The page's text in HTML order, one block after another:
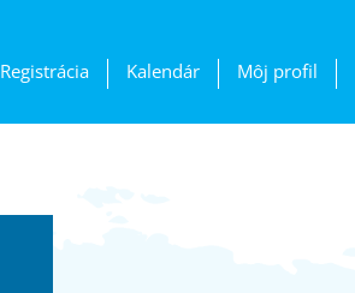
Registrácia Kalendár Môj profil